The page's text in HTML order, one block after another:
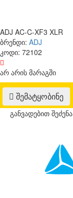
ADJ AC-C-XF3 XLR
ბრენდი: ADJ
კოდი: 72102
არ არის მარაგში
შემატყობინე
განვადებით შეძენა